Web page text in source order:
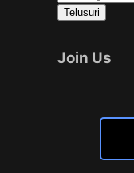
Join Us